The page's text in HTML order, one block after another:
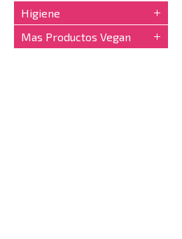
Higiene
Mas Productos Vegan